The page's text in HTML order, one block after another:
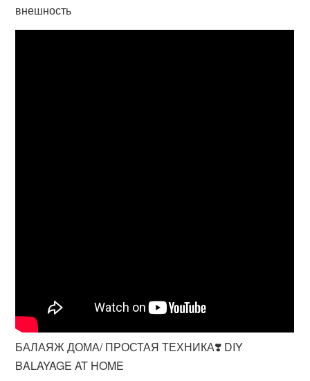
внешность
БАЛАЯЖ ДОМА/ ПРОСТАЯ ТЕХНИКА❣️ DIY
BALAYAGE AT HOME